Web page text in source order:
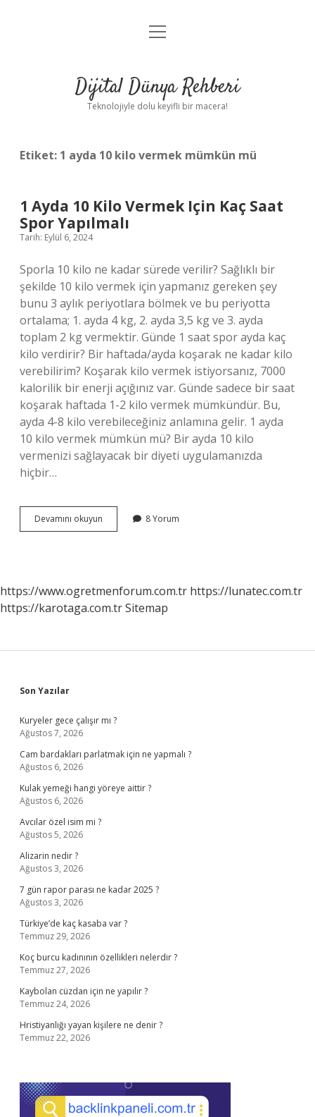
Anasayfa
Yasal Uyarı
menüyü
Dijital Dünya Rehberi
Teknolojiyle dolu keyifli bir macera!
Etiket: 1 ayda 10 kilo vermek mümkün mü
1 Ayda 10 Kilo Vermek Için Kaç Saat
Spor Yapılmalı
Tarih: Eylül 6, 2024
Sporla 10 kilo ne kadar sürede verilir? Sağlıklı bir
şekilde 10 kilo vermek için yapmanız gereken şey
bunu 3 aylık periyotlara bölmek ve bu periyotta
ortalama; 1. ayda 4 kg, 2. ayda 3,5 kg ve 3. ayda
toplam 2 kg vermektir. Günde 1 saat spor ayda kaç
kilo verdirir? Bir haftada/ayda koşarak ne kadar kilo
verebilirim? Koşarak kilo vermek istiyorsanız, 7000
kalorilik bir enerji açığınız var. Günde sadece bir saat
koşarak haftada 1-2 kilo vermek mümkündür. Bu,
ayda 4-8 kilo verebileceğiniz anlamına gelir. 1 ayda
10 kilo vermek mümkün mü? Bir ayda 10 kilo
vermenizi sağlayacak bir diyeti uygulamanızda
hiçbir…
Devamını okuyun
Ayda
Kaç
Saat
8 Yorum
https://www.ogretmenforum.com.tr https://lunatec.com.tr
https://karotaga.com.trSitemap
Sidebar
Son Yazılar
Kuryeler gece çalışır mı ?
Ağustos 7, 2026
Cam bardakları parlatmak için ne yapmalı ?
Ağustos 6, 2026
Kulak yemeği hangi yöreye aittir ?
Ağustos 6, 2026
Avcılar özel isim mi ?
Ağustos 5, 2026
Alizarin nedir ?
Ağustos 3, 2026
7 gün rapor parası ne kadar 2025 ?
Ağustos 3, 2026
Türkiye’de kaç kasaba var ?
Temmuz 29, 2026
Koç burcu kadınının özellikleri nelerdir ?
Temmuz 27, 2026
Kaybolan cüzdan için ne yapılır ?
Temmuz 24, 2026
Hristiyanlığı yayan kişilere ne denir ?
Temmuz 22, 2026